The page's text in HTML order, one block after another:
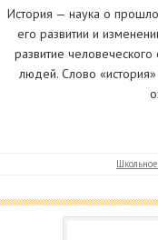
История — наука о
его развитии и
развитие
людей. Слово